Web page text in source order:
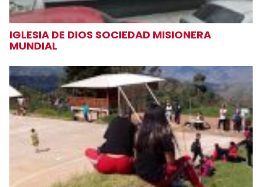
IGLESIA DE DIOS SOCIEDAD MISIONERA
MUNDIAL